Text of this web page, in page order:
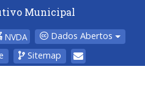
Municipal
NVDA
Dados Abertos
Sitemap